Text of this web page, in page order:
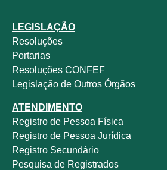
LEGISLAÇÃO
Resoluções
Portarias
Resoluções CONFEF
Legislação de Outros Órgãos
ATENDIMENTO
Registro de Pessoa Física
Registro de Pessoa Jurídica
Registro Secundário
Pesquisa de Registrados